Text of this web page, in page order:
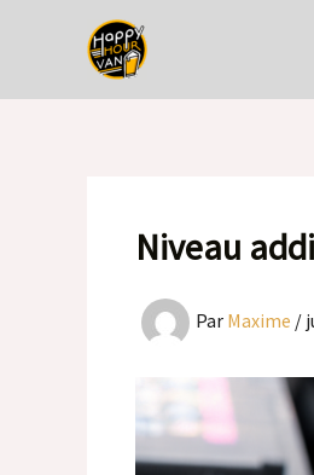
Niveau
Par Maxime /